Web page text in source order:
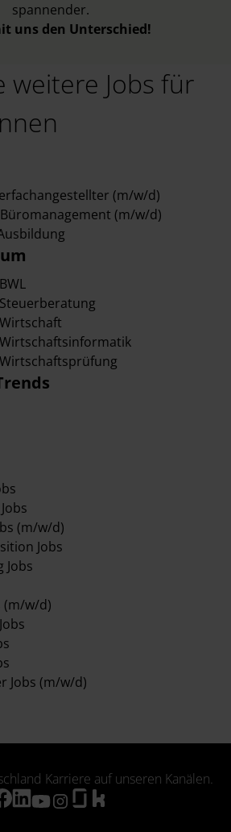
spannender.
uns den Unterschied!
weitere Jobs für
(m/w/d)
Jobs
Jobs
(m/w/d)
Jobs (m/w/d)
(m/w/d)
(m/w/d)
Karriere auf unseren Kanälen.